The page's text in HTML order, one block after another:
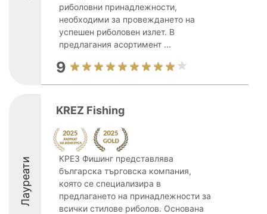
риболовни принадлежности,
необходими за провеждането на
успешен риболовен излет. В
предлагания асортимент ...
9
Лауреати
KREZ Fishing
КРЕЗ Фишинг представлява
българска търговска компания,
която се специализира в
предлагането на принадлежности за
всички стилове риболов. Основана